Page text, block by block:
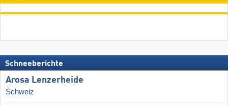
Schneeberichte
Arosa Lenzerheide
Schweiz